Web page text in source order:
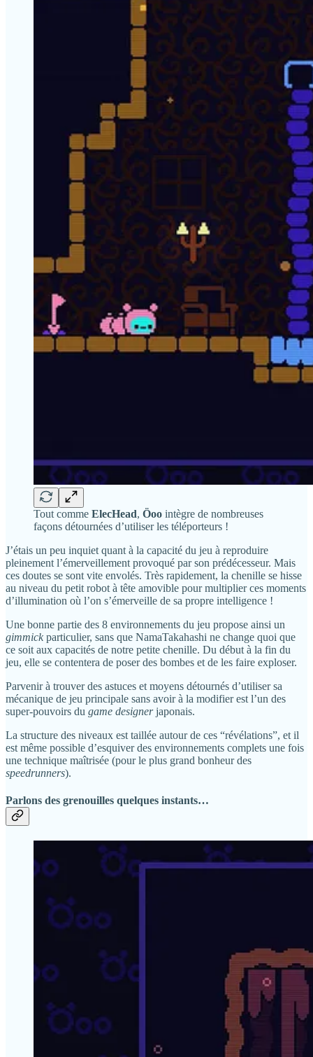
Tout comme ElecHead, Öoo intègre de nombreuses
façons détournées d’utiliser les téléporteurs !
J’étais un peu inquiet quant à la capacité du jeu à reproduire
pleinement l’émerveillement provoqué par son prédécesseur. Mais
ces doutes se sont vite envolés. Très rapidement, la chenille se hisse
au niveau du petit robot à tête amovible pour multiplier ces moments
d’illumination où l’on s’émerveille de sa propre intelligence !
Une bonne partie des 8 environnements du jeu propose ainsi un
gimmick particulier, sans que NamaTakahashi ne change quoi que
ce soit aux capacités de notre petite chenille. Du début à la fin du
jeu, elle se contentera de poser des bombes et de les faire exploser.
Parvenir à trouver des astuces et moyens détournés d’utiliser sa
mécanique de jeu principale sans avoir à la modifier est l’un des
super-pouvoirs du game designerjaponais.
La structure des niveaux est taillée autour de ces “révélations”, et il
est même possible d’esquiver des environnements complets une fois
une technique maîtrisée (pour le plus grand bonheur des
speedrunners).
Parlons des grenouilles quelques instants…